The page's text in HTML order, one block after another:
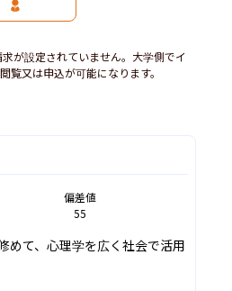
が設定されていません。大学側でイ
覧又は申込が可能になります。
偏差値
55
めて、心理学を広く社会で活用